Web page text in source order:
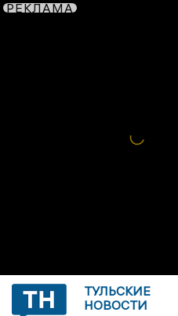
РЕКЛАМА
ТУЛЬСКИЕ
НОВОСТИ